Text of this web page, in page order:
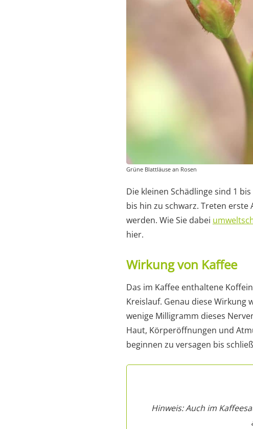
Grüne Blattläuse an Rosen
Die kleinen Schädlinge sind 1
bis hin zu schwarz. Treten
werden. Wie Sie dabei
hier.
Wirkung von Kaffee
Das im Kaffee enthaltene
Kreislauf. Genau diese Wirkung
wenige Milligramm dieses
Haut, Körperöffnungen und
beginnen zu versagen bis
Hinweis: Auch im